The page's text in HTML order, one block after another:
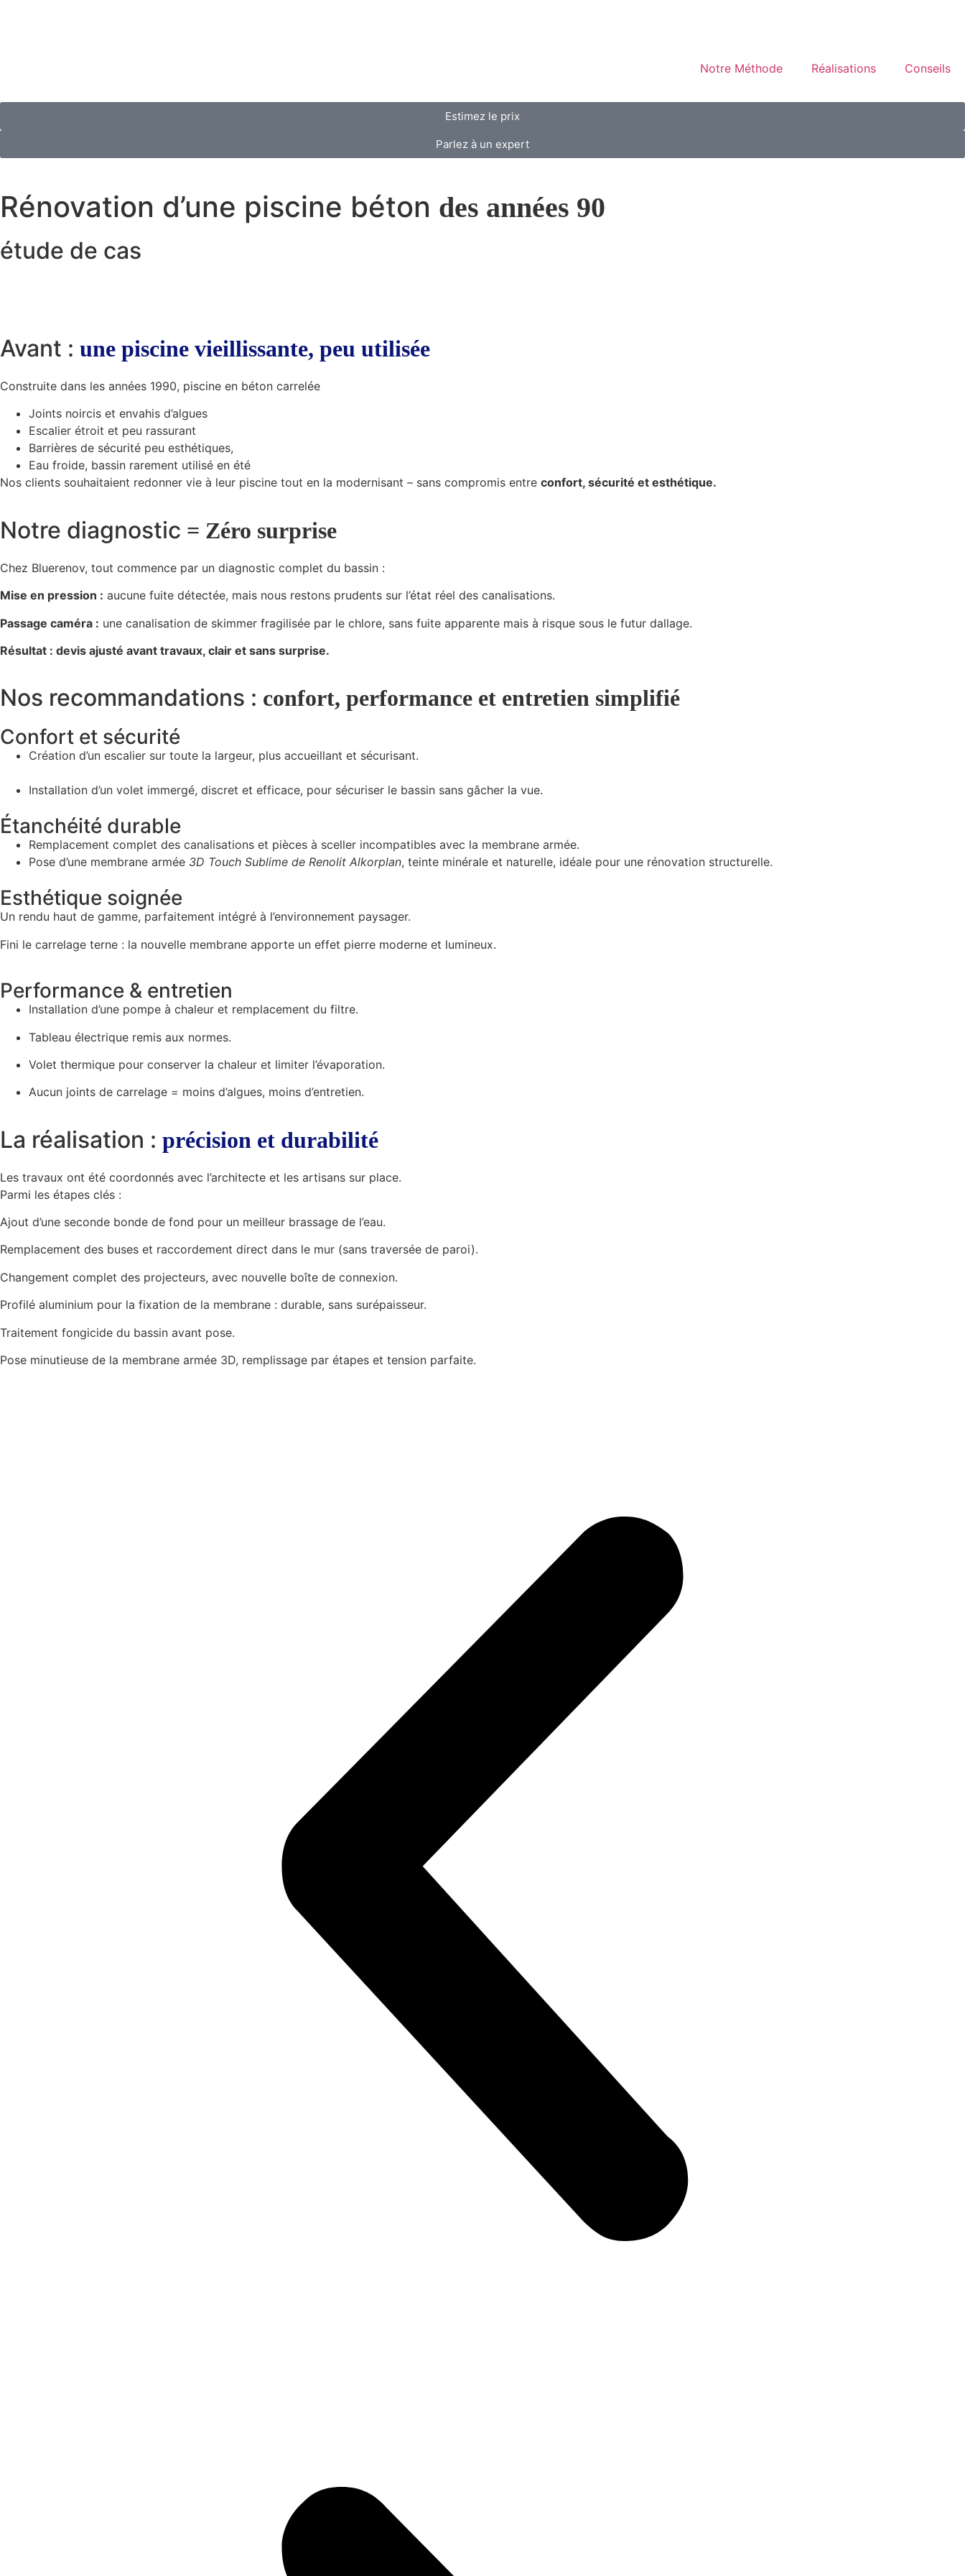
Notre Méthode Réalisations Conseils
Estimez le prix
Parlez à un expert
Rénovation d’une piscine béton des années 90
étude de cas
Avant : une piscine vieillissante, peu utilisée
Construite dans les années 1990, piscine en béton carrelée
Joints noircis et envahis d’algues
Escalier étroit et peu rassurant
Barrières de sécurité peu esthétiques,
Eau froide, bassin rarement utilisé en été
Nos clients souhaitaient redonner vie à leur piscine tout en la modernisant – sans compromis entre confort, sécurité et esthétique.
Notre diagnostic = Zéro surprise
Chez Bluerenov, tout commence par un diagnostic complet du bassin :
Mise en pression : aucune fuite détectée, mais nous restons prudents sur l’état réel des canalisations.
Passage caméra : une canalisation de skimmer fragilisée par le chlore, sans fuite apparente mais à risque sous le futur dallage.
Résultat : devis ajusté avant travaux, clair et sans surprise.
Nos recommandations : confort, performance et entretien simplifié
Confort et sécurité
Création d’un escalier sur toute la largeur, plus accueillant et sécurisant.
Installation d’un volet immergé, discret et efficace, pour sécuriser le bassin sans gâcher la vue.
Étanchéité durable
Remplacement complet des canalisations et pièces à sceller incompatibles avec la membrane armée.
Pose d’une membrane armée 3D Touch Sublime de Renolit Alkorplan, teinte minérale et naturelle, idéale pour une rénovation structurelle.
Esthétique soignée
Un rendu haut de gamme, parfaitement intégré à l’environnement paysager.
Fini le carrelage terne : la nouvelle membrane apporte un effet pierre moderne et lumineux.
Performance & entretien
Installation d’une pompe à chaleur et remplacement du filtre.
Tableau électrique remis aux normes.
Volet thermique pour conserver la chaleur et limiter l’évaporation.
Aucun joints de carrelage = moins d’algues, moins d’entretien.
La réalisation : précision et durabilité
Les travaux ont été coordonnés avec l’architecte et les artisans sur place.
Parmi les étapes clés :
Ajout d’une seconde bonde de fond pour un meilleur brassage de l’eau.
Remplacement des buses et raccordement direct dans le mur (sans traversée de paroi).
Changement complet des projecteurs, avec nouvelle boîte de connexion.
Profilé aluminium pour la fixation de la membrane : durable, sans surépaisseur.
Traitement fongicide du bassin avant pose.
Pose minutieuse de la membrane armée 3D, remplissage par étapes et tension parfaite.